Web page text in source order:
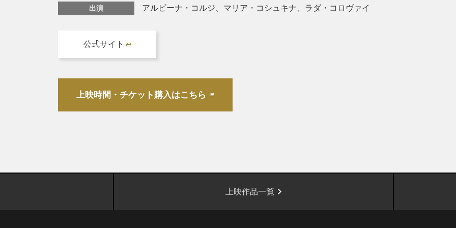
出演 アルビーナ・コルジ、マリア・コシュキナ、ラダ・コロヴァイ
公式サイト
上映時間・チケット購入はこちら
上映作品一覧